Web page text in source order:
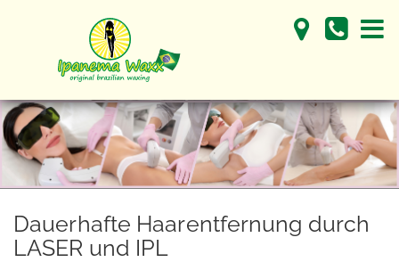
Dauerhafte Haarentfernung durch
LASER und IPL